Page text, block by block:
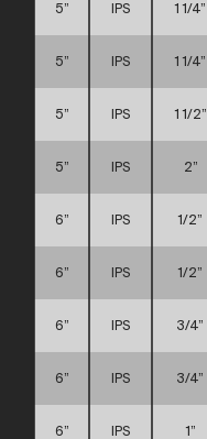
5” IPS 1 1/4”
5” IPS 1 1/4”
5” IPS 1 1/2”
5” IPS 2”
6” IPS 1/2”
6” IPS 1/2”
6” IPS 3/4”
6” IPS 3/4”
6” IPS 1”